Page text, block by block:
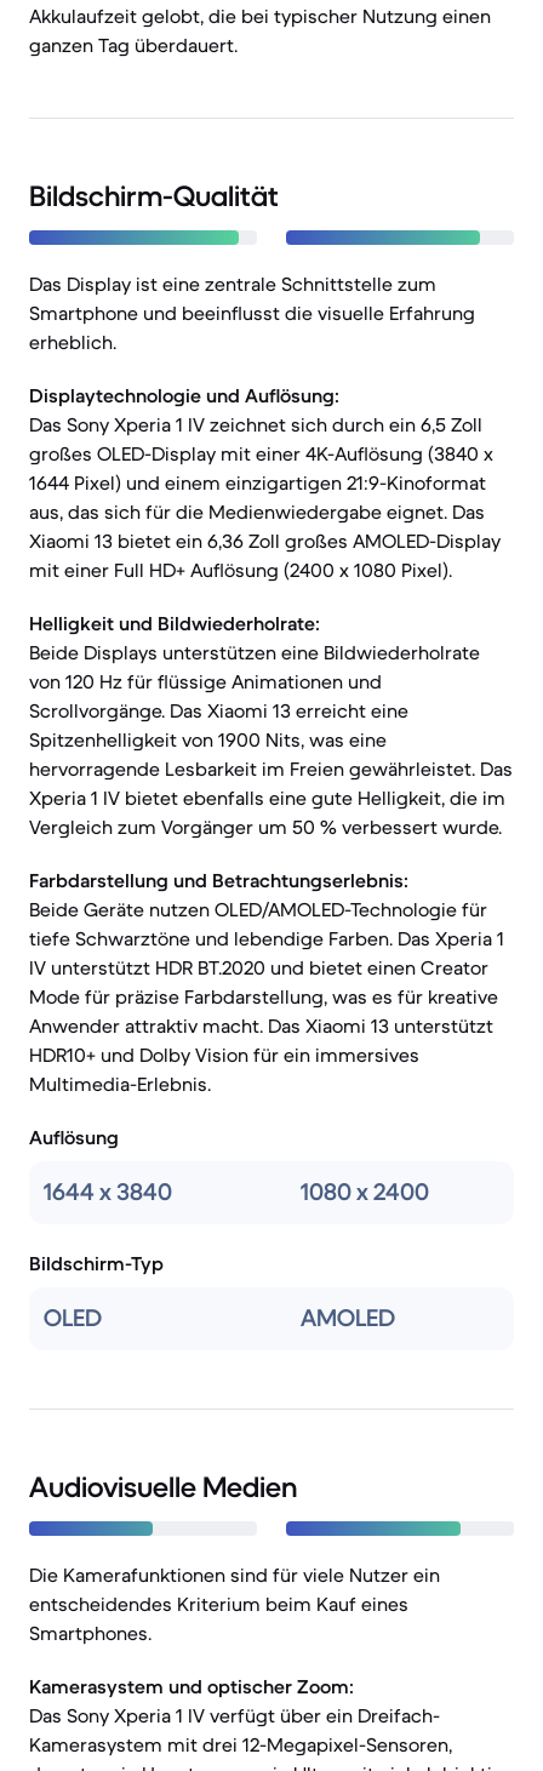
Akkulaufzeit gelobt, die bei typischer Nutzung einen
ganzen Tag überdauert.
Bildschirm-Qualität
Das Display ist eine zentrale Schnittstelle zum
Smartphone und beeinflusst die visuelle Erfahrung
erheblich.
Displaytechnologie und Auflösung:
Das Sony Xperia 1 IV zeichnet sich durch ein 6,5 Zoll
großes OLED-Display mit einer 4K-Auflösung (3840 x
1644 Pixel) und einem einzigartigen 21:9-Kinoformat
aus, das sich für die Medienwiedergabe eignet. Das
Xiaomi 13 bietet ein 6,36 Zoll großes AMOLED-Display
mit einer Full HD+ Auflösung (2400 x 1080 Pixel).
Helligkeit und Bildwiederholrate:
Beide Displays unterstützen eine Bildwiederholrate
von 120 Hz für flüssige Animationen und
Scrollvorgänge. Das Xiaomi 13 erreicht eine
Spitzenhelligkeit von 1900 Nits, was eine
hervorragende Lesbarkeit im Freien gewährleistet. Das
Xperia 1 IV bietet ebenfalls eine gute Helligkeit, die im
Vergleich zum Vorgänger um 50 % verbessert wurde.
Farbdarstellung und Betrachtungserlebnis:
Beide Geräte nutzen OLED/AMOLED-Technologie für
tiefe Schwarztöne und lebendige Farben. Das Xperia 1
IV unterstützt HDR BT.2020 und bietet einen Creator
Mode für präzise Farbdarstellung, was es für kreative
Anwender attraktiv macht. Das Xiaomi 13 unterstützt
HDR10+ und Dolby Vision für ein immersives
Multimedia-Erlebnis.
Auflösung
1644 x 3840 1080 x 2400
Bildschirm-Typ
OLED AMOLED
Audiovisuelle Medien
Die Kamerafunktionen sind für viele Nutzer ein
entscheidendes Kriterium beim Kauf eines
Smartphones.
Kamerasystem und optischer Zoom:
Das Sony Xperia 1 IV verfügt über ein Dreifach-
Kamerasystem mit drei 12-Megapixel-Sensoren,